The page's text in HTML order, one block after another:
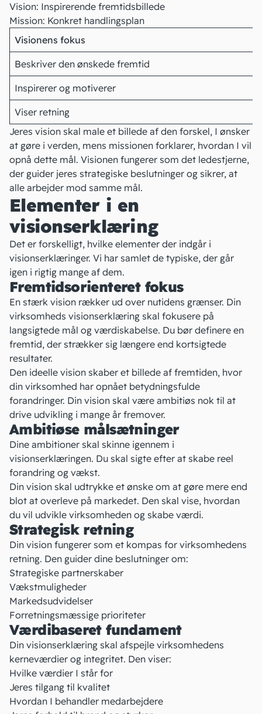
Vision: Inspirerende fremtidsbillede
Mission: Konkret handlingsplan
Visionens fokus
Beskriver den ønskede fremtid
Inspirerer og motiverer
Viser retning
Jeres vision skal male et billede af den forskel, I ønsker
at gøre i verden, mens missionen forklarer, hvordan I vil
opnå dette mål. Visionen fungerer som det ledestjerne,
der guider jeres strategiske beslutninger og sikrer, at
alle arbejder mod samme mål.
Elementer i en
visionserklæring
Det er forskelligt, hvilke elementer der indgår i
visionserklæringer. Vi har samlet de typiske, der går
igen i rigtig mange af dem.
Fremtidsorienteret fokus
En stærk vision rækker ud over nutidens grænser. Din
virksomheds visionserklæring skal fokusere på
langsigtede mål og værdiskabelse. Du bør definere en
fremtid, der strækker sig længere end kortsigtede
resultater.
Den ideelle vision skaber et billede af fremtiden, hvor
din virksomhed har opnået betydningsfulde
forandringer. Din vision skal være ambitiøs nok til at
drive udvikling i mange år fremover.
Ambitiøse målsætninger
Dine ambitioner skal skinne igennem i
visionserklæringen. Du skal sigte efter at skabe reel
forandring og vækst.
Din vision skal udtrykke et ønske om at gøre mere end
blot at overleve på markedet. Den skal vise, hvordan
du vil udvikle virksomheden og skabe værdi.
Strategisk retning
Din vision fungerer som et kompas for virksomhedens
retning. Den guider dine beslutninger om:
Strategiske partnerskaber
Vækstmuligheder
Markedsudvidelser
Forretningsmæssige prioriteter
Værdibaseret fundament
Din visionserklæring skal afspejle virksomhedens
kerneværdier og integritet. Den viser:
Hvilke værdier I står for
Jeres tilgang til kvalitet
Hvordan I behandler medarbejdere